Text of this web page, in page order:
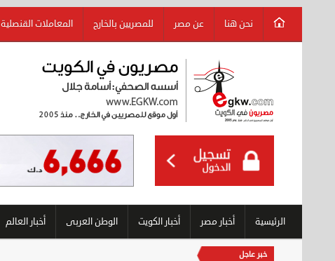
نحن هنا عن مصر للمصريين بالخارج المعاملات القنصلية
الرئيسية أخبار مصر أخبار الكويت الوطن العربى أخبار العالم
خبر عاجل